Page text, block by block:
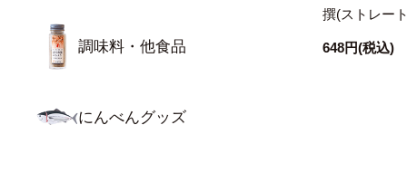
調味料・他食品
にんべんグッズ
撰(ストレー
648円(税込)